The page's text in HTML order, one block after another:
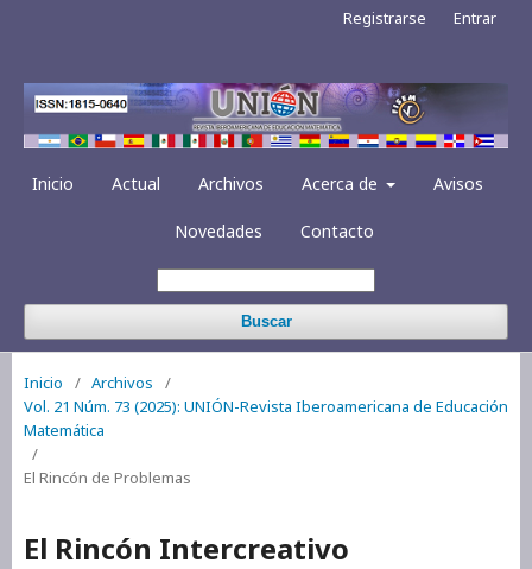
Inicio Actual Archivos Acerca de Avisos
Novedades Contacto
Buscar
Registrarse Entrar
Inicio / Archivos
/
Vol. 21 Núm. 73 (2025): UNIÓN-Revista Iberoamericana de Educación
Matemática
/
El Rincón de Problemas
El Rincón Intercreativo